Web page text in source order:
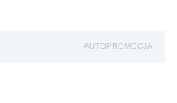
AUTOPROMOCJA